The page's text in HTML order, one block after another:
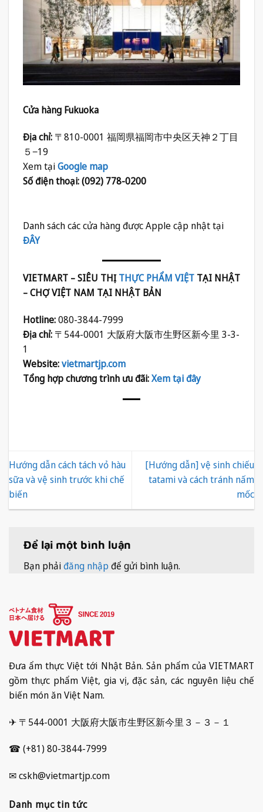
Cửa hàng Fukuoka
Địa chỉ: 〒810-0001 福岡県福岡市中央区天神２丁目
５−19
Xem tạiGoogle map
Số điện thoại: (092) 778-0200
Danh sách các cửa hàng được Apple cập nhật tại
ĐÂY
VIETMART – SIÊU THỊTHỰC PHẨM VIỆT TẠI NHẬT
– CHỢ VIỆT NAM TẠI NHẬT BẢN
Hotline:080-3844-7999
Địa chỉ: 〒544-0001 大阪府大阪市生野区新今里 3-3-
1
Website:vietmartjp.com
Tổng hợp chương trình ưu đãi:Xem tại đây
Hướng dẫn cách tách vỏ hàu
sữa và vệ sinh trước khi chế
biến
[Hướng dẫn] vệ sinh chiếu
tatami và cách tránh nấm
mốc
Để lại một bình luận
Bạn phảiđăng nhập để gửi bình luận.
Đưa ẩm thực Việt tới Nhật Bản. Sản phẩm của VIETMART
gồm thực phẩm Việt, gia vị, đặc sản, các nguyên liệu chế
biến món ăn Việt Nam.
✈ 〒544-0001 大阪府大阪市生野区新今里３－３－１
☎ (+81) 80-3844-7999
✉ cskh@vietmartjp.com
Danh mục tin tức